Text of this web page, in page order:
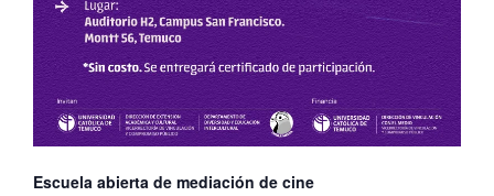
Escuela abierta de mediación de cine